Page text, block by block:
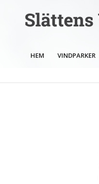
HEM VINDPARKER